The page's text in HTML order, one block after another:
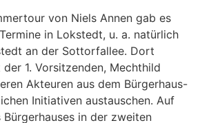
von Niels Annen gab es
in Lokstedt, u. a. natürlich
an der Sottorfallee. Dort
1. Vorsitzenden, Mechthild
Akteuren aus dem Bürgerhaus-
Initiativen austauschen. Auf
in der zweiten